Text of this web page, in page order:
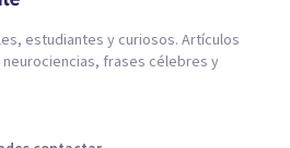
estudiantes y curiosos. Artículos
frases célebres y